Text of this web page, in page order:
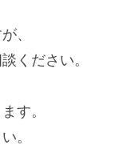
、
ください。
す。
。